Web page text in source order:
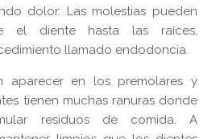
dolor. Las molestias pueden
el diente hasta las raíces,
llamado endodoncia.
aparecer en los premolares y
tienen muchas ranuras donde
residuos de comida. A